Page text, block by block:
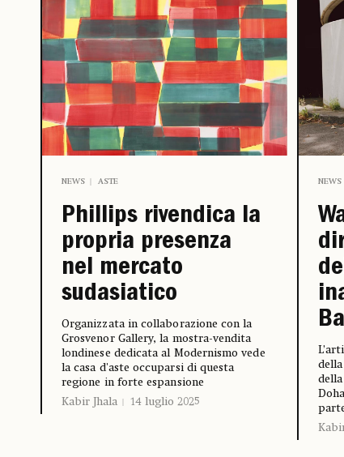
NEWS ASTE
Phillips rivendica la
propria presenza
nel mercato
sudasiatico
Organizzata in collaborazione con la
Grosvenor Gallery, la mostra-vendita
londinese dedicata al Modernismo vede
la casa d'aste occuparsi di questa
regione in forte espansione
Kabir Jhala
14 luglio 2025
NEWS